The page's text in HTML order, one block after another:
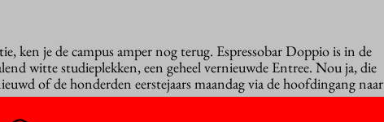
ken je de campus amper nog terug. Espressobar Doppio is in de
witte studieplekken, een geheel vernieuwde Entree. Nou ja, die
of de honderden eerstejaars maandag via de hoofdingang naar
gaan…